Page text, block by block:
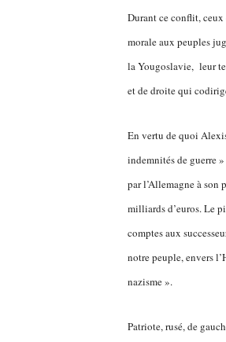
Durant ce conflit,
morale aux peuples
la Yougoslavie, leur
et de droite qui
En vertu de quoi
indemnités de guerre »
par l’Allemagne à
milliards d’euros. Le
comptes aux
notre peuple, envers
nazisme ».
Patriote, rusé, de